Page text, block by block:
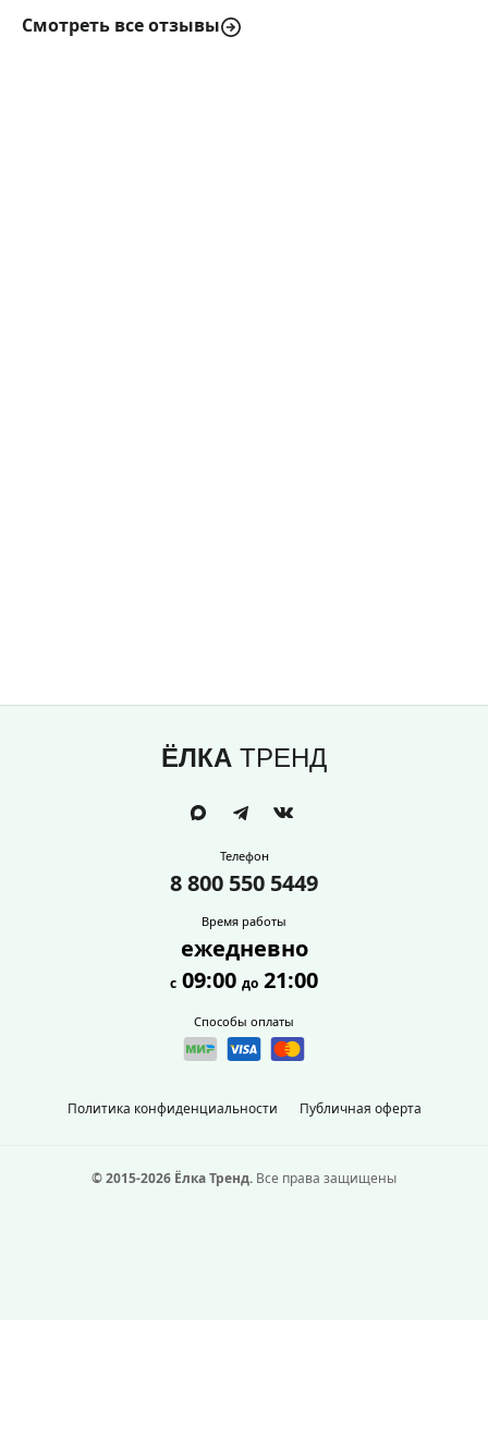
Смотреть все отзывы
ЁЛКА ТРЕНД
Политика конфиденциальности Публичная оферта
Телефон
8 800 550 5449
Время работы
ежедневно
с 09:00 до 21:00
Способы оплаты
© 2015-2026 Ёлка Тренд. Все права защищены